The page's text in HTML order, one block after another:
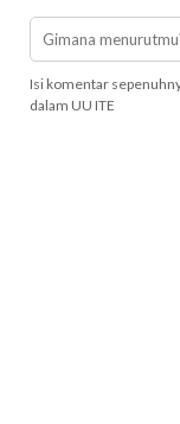
Isi komentar
dalam UU ITE